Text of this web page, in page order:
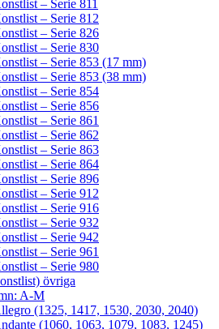
– Serie 811
– Serie 812
– Serie 826
– Serie 830
– Serie 853 (17 mm)
– Serie 853 (38 mm)
– Serie 854
– Serie 856
– Serie 861
– Serie 862
– Serie 863
– Serie 864
– Serie 896
– Serie 912
– Serie 916
– Serie 932
– Serie 942
– Serie 961
– Serie 980
övriga
A-M
(1325, 1417, 1530, 2030, 2040)
(1060, 1063, 1079, 1083, 1245)